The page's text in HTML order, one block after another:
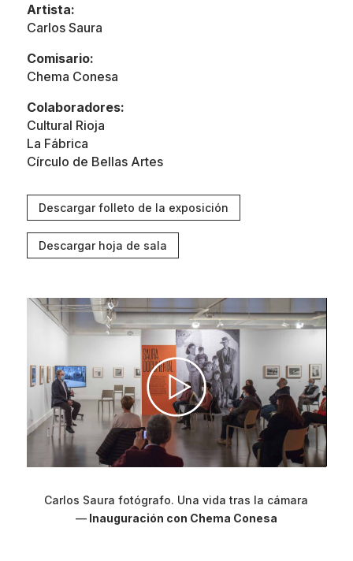
Artista:
Carlos Saura
Comisario:
Chema Conesa
Colaboradores:
Cultural Rioja
La Fábrica
Círculo de Bellas Artes
Descargar folleto de la exposición
Descargar hoja de sala
Carlos Saura fotógrafo. Una vida tras la cámara
—Inauguración con Chema Conesa